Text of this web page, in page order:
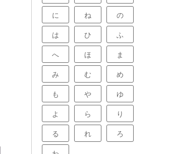
に ね の
は ひ ふ
へ ほ ま
み む め
も や ゆ
よ ら り
る れ ろ